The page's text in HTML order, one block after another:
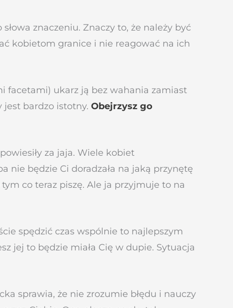
znaczeniu. Znaczy to, że należy być
kobietom granice i nie reagować na ich
facetami) ukarz ją bez wahania zamiast
jest bardzo istotny. Obejrzysz go
za jaja. Wiele kobiet
nie będzie Ci doradzała na jaką przynętę
co teraz piszę. Ale ja przyjmuje to na
spędzić czas wspólnie to najlepszym
jej to będzie miała Cię w dupie. Sytuacja
sprawia, że nie zrozumie błędu i nauczy